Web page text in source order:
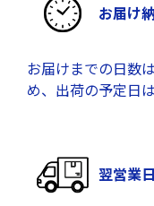
お届け
お届けまでの日数
め、出荷の予定日
翌営業